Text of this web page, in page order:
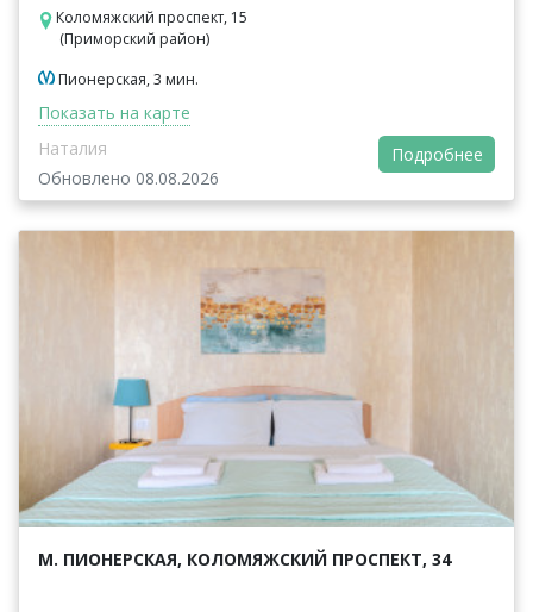
Коломяжский проспект, 15
(Приморский район)
Пионерская, 3 мин.
Показать на карте
Наталия
Обновлено 08.08.2026
Подробнее
М. ПИОНЕРСКАЯ, КОЛОМЯЖСКИЙ ПРОСПЕКТ, 34